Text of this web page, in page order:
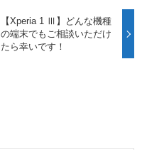
【Xperia 1 Ⅲ】どんな機種
の端末でもご相談いただけ
たら幸いです！